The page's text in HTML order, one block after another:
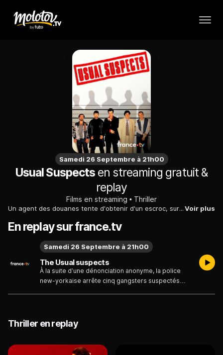
Samedi 26 Septembre à 21h00
Usual Suspects en streaming gratuit &
replay
Films en streaming Thriller
Un agent des douanes tente d'obtenir d'un escroc, survivant d'un massacre, des renseignements qui pourraient lui permettre d'arrêter un gangster mythique.Voir plus
En replay sur france.tv
The Usual suspects
À la suite d’une dénonciation anonyme, la police
new-yorkaise arrête cinq gangsters suspectés
violence qui conduira à l’explosion d’un bateau en
Californie quinze jours plus tard. Bilan : 27 morts et
survivant de cette tragédie, Verbal Kint, est parmi
Samedi 26 Septembre à 21h00
Thriller en replay